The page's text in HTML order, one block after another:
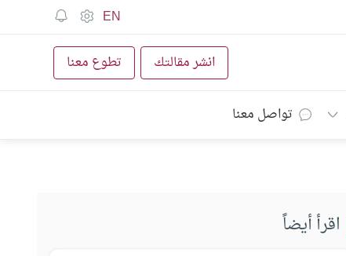
EN
انشر مقالتك تطوع معنا
تواصل معنا
اقرأ أيضاً